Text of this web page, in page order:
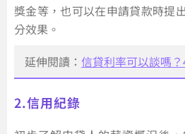
獎金等，也可以在申請貸款時提
分效果。
延伸閱讀： 信貸利率可以談嗎
2.信用紀錄